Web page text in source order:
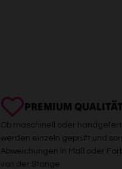
PREMIUM QUALITÄT
Ob maschinell oder
werden einzeln geprüft und
Abweichungen in Maß oder
von der Stange.